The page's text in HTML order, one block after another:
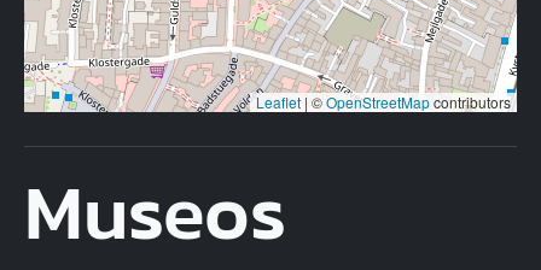
Leaflet | ©OpenStreetMapcontributors
Museos